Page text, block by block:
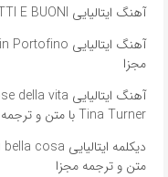
آهنگ ایتالیایی ZITTI E BUONI از Måneskin به همراه متن و ترجمه مجزا
مجزا
Tina Turner با متن و ترجمه مجزا
متن و ترجمه مجزا